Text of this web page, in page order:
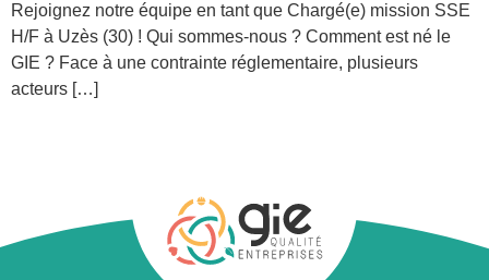
Rejoignez notre équipe en tant que Chargé(e) mission SSE
H/F à Uzès (30) ! Qui sommes-nous ? Comment est né le
GIE ? Face à une contrainte réglementaire, plusieurs
acteurs […]